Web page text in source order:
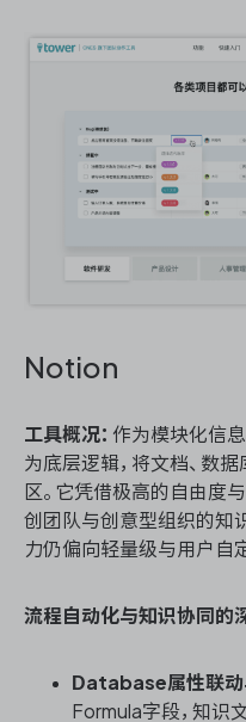
Notion
工具概况： 作为模块化信
为底层逻辑，将文档、数
区。它凭借极高的自由度
创团队与创意型组织的知
力仍偏向轻量级与用户自
流程自动化与知识协同的
Database属性联动
Formula字段，知识